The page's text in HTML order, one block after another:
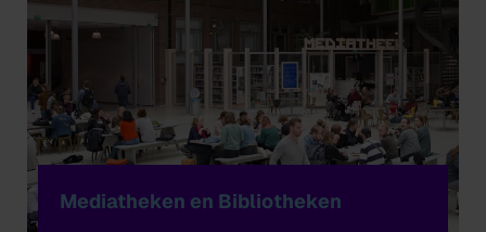
Mediatheken en Bibliotheken